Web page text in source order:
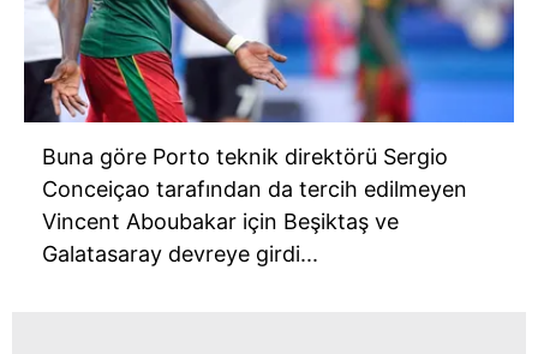
Buna göre Porto teknik direktörü Sergio
Conceiçao tarafından da tercih edilmeyen
Vincent Aboubakar için Beşiktaş ve
Galatasaray devreye girdi...